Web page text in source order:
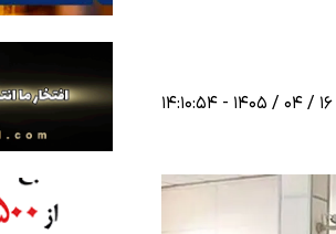
۱۶ / ۰۴ / ۱۴۰۵ - ۱۴:۱۰:۵۴